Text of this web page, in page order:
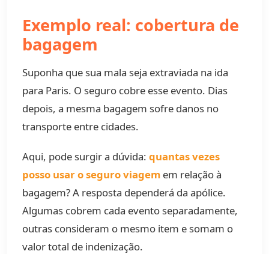
Exemplo real: cobertura de
bagagem
Suponha que sua mala seja extraviada na ida
para Paris. O seguro cobre esse evento. Dias
depois, a mesma bagagem sofre danos no
transporte entre cidades.
Aqui, pode surgir a dúvida: quantas vezes
posso usar o seguro viagem em relação à
bagagem? A resposta dependerá da apólice.
Algumas cobrem cada evento separadamente,
outras consideram o mesmo item e somam o
valor total de indenização.